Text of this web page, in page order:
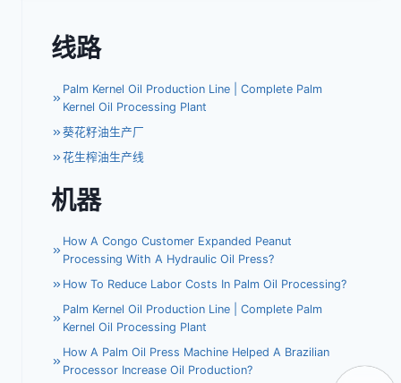
线路
Palm Kernel Oil Production Line | Complete Palm
Kernel Oil Processing Plant
葵花籽油生产厂
花生榨油生产线
机器
How A Congo Customer Expanded Peanut
Processing With A Hydraulic Oil Press?
How To Reduce Labor Costs In Palm Oil Processing?
Palm Kernel Oil Production Line | Complete Palm
Kernel Oil Processing Plant
How A Palm Oil Press Machine Helped A Brazilian
Processor Increase Oil Production?